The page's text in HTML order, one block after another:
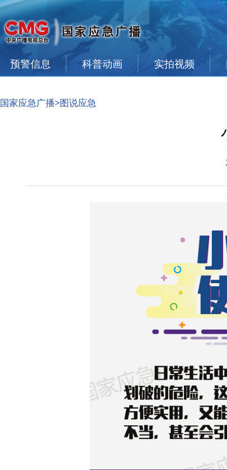
预警信息 科普动画 实拍视频
国家应急广播>图说应急